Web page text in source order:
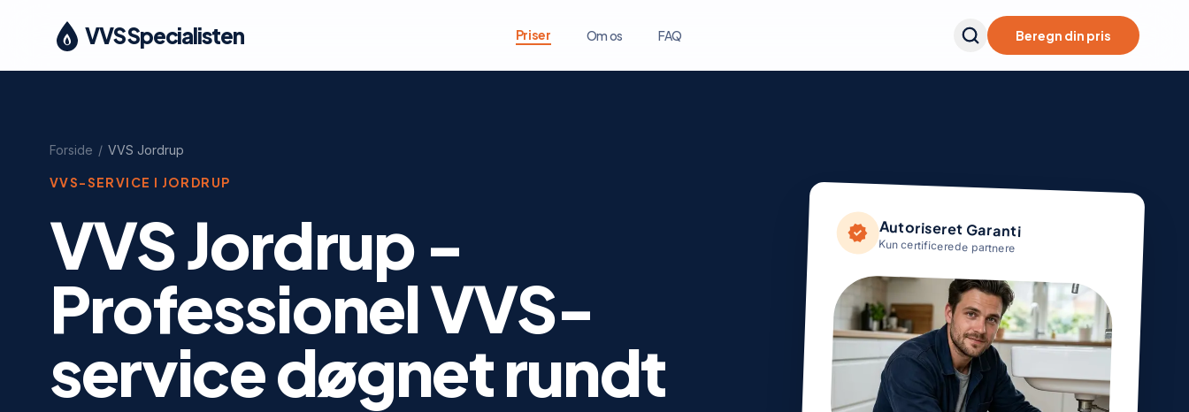
VVS Specialisten Priser Om os FAQ Beregn din pris
Forside / VVS Jordrup
VVS-SERVICE I JORDRUP
VVS Jordrup -
Professionel VVS-
service døgnet rundt
verified Autoriseret Garanti
Kun certificerede partnere